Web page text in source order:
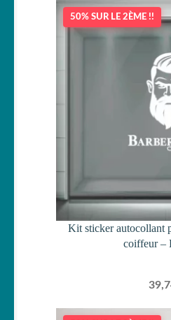
50% SUR LE 2ÈME !!
Kit sticker autocollant
coiffeur